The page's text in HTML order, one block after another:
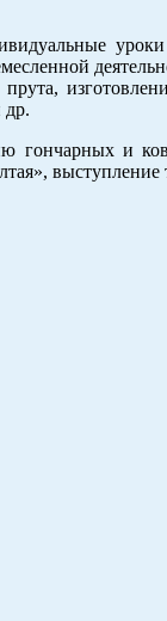
прута,
др.
гончарных и
выступление